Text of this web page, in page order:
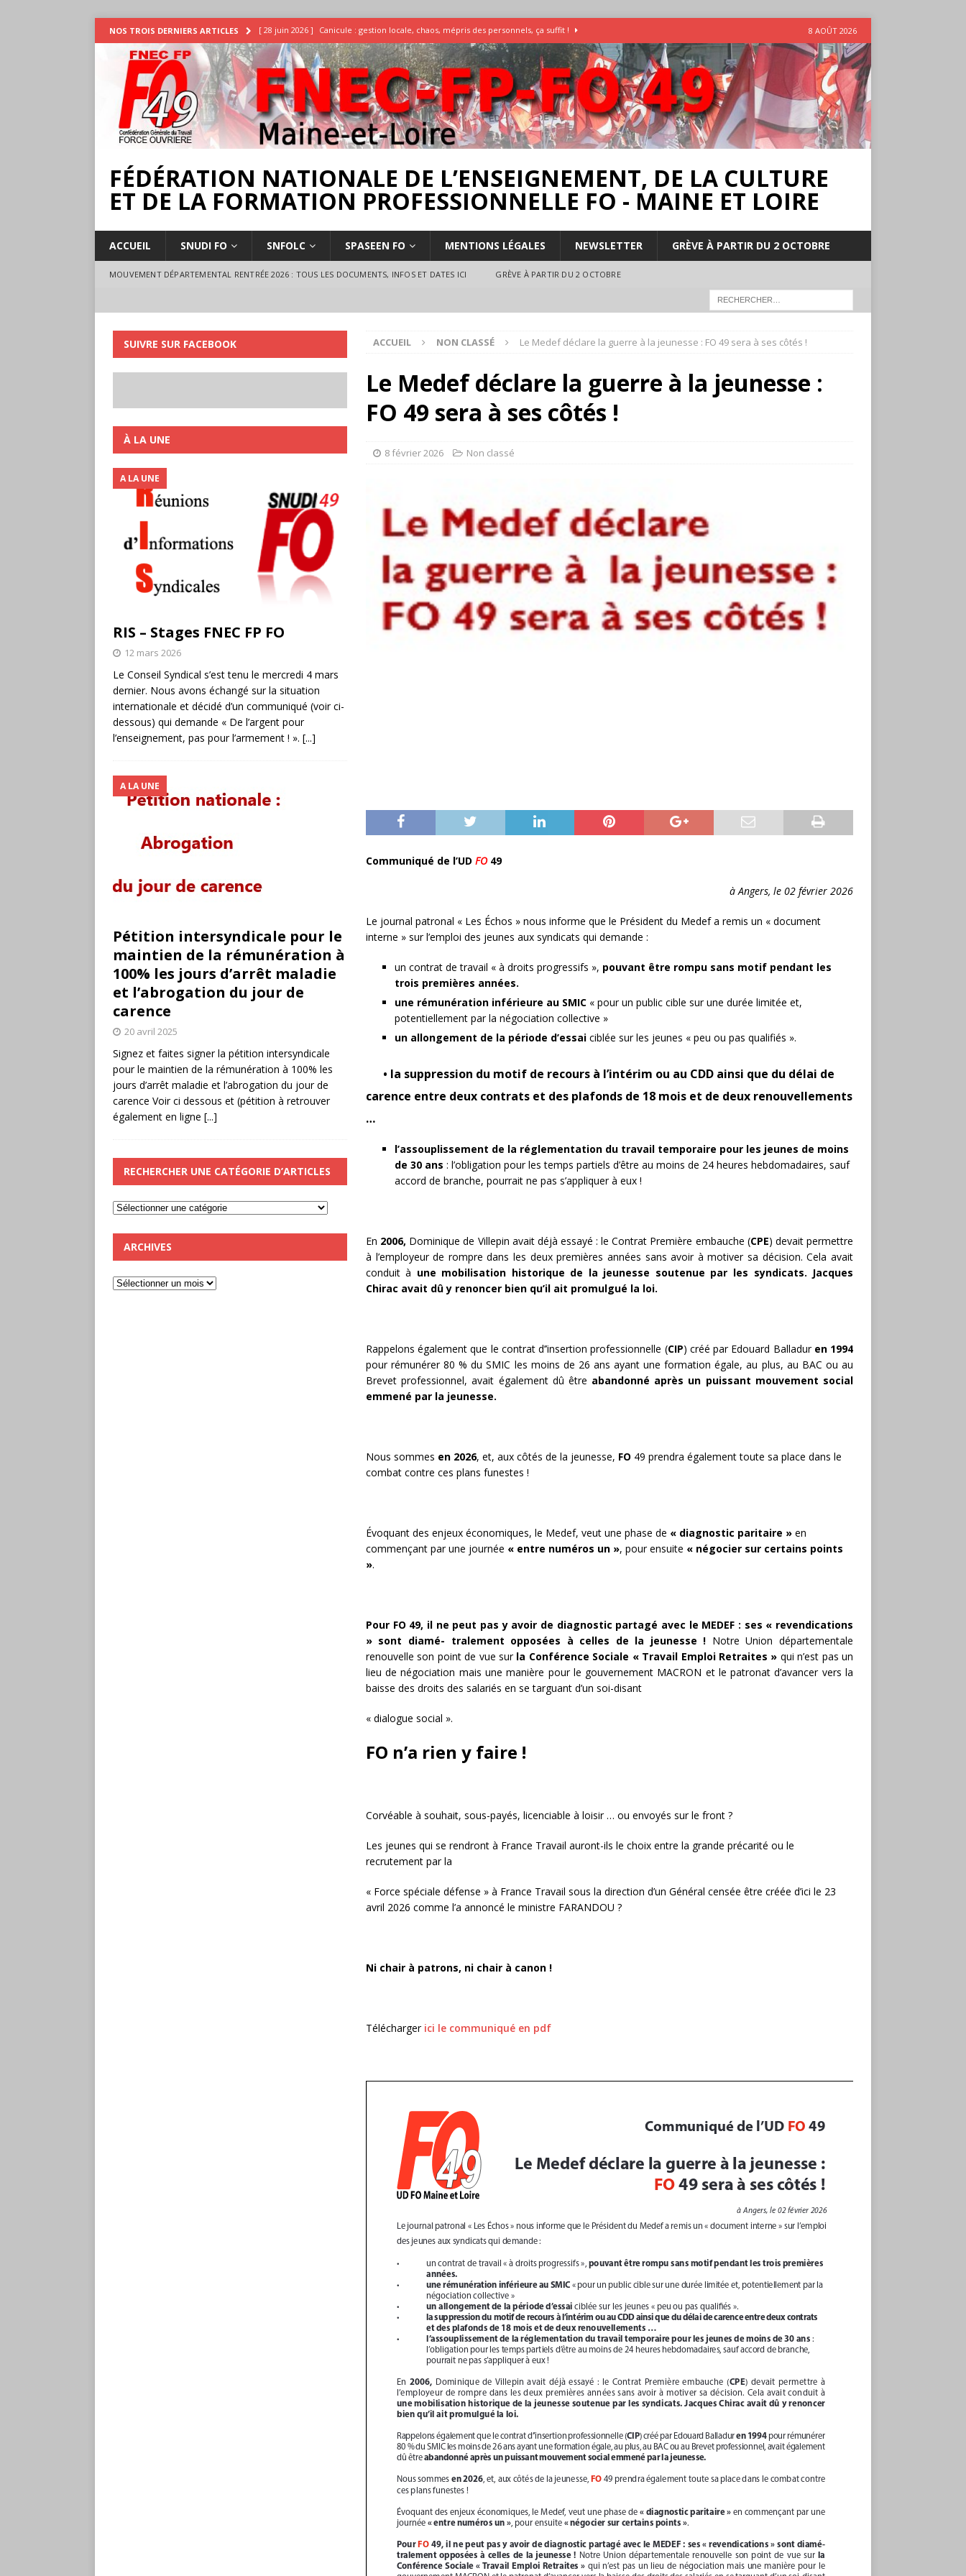
NOS TROIS DERNIERS ARTICLES [ 28 juin 2026 ] Canicule : gestion locale, chaos, mépris des personnels, ça suffit !
INTEMPÉRIES
[ 25 juin 2026 ] Enquête Températures et condition de travail dans les écoles AESH
[ 17 juillet 2026 ] Rassemblement pour la Libération du Dr Abu Safyia – pour la Palestine
18 juillet à Angers INTERPROFESSIONNEL
8 AOÛT 2026
FÉDÉRATION NATIONALE DE L’ENSEIGNEMENT, DE LA CULTURE
ET DE LA FORMATION PROFESSIONNELLE FO - MAINE ET LOIRE
ACCUEIL SNUDI FO SNFOLC SPASEEN FO MENTIONS LÉGALES NEWSLETTER GRÈVE À PARTIR DU 2 OCTOBRE
MOUVEMENT DÉPARTEMENTAL RENTRÉE 2026 : TOUS LES DOCUMENTS, INFOS ET DATES ICI GRÈVE À PARTIR DU 2 OCTOBRE
ACCUEIL NON CLASSÉ Le Medef déclare la guerre à la jeunesse : FO 49 sera à ses côtés !
Le Medef déclare la guerre à la jeunesse :
FO 49 sera à ses côtés !
8 février 2026 Non classé
Communiqué de l’UD FO49
à Angers, le 02 février 2026
Le journal patronal « Les Échos » nous informe que le Président du Medef a remis un « document
interne » sur l’emploi des jeunes aux syndicats qui demande :
un contrat de travail « à droits progressifs », pouvant être rompu sans motif pendant les
trois premières années.
une rémunération inférieure au SMIC« pour un public cible sur une durée limitée et,
potentiellement par la négociation collective »
un allongement de la période d’essai ciblée sur les jeunes « peu ou pas qualifiés ».
• la suppression du motif de recours à l’intérim ou au CDD ainsi que du délai de
carence entre deux contrats et des plafonds de 18 mois et de deux renouvellements
…
l’assouplissement de la réglementation du travail temporaire pour les jeunes de moins
de 30 ans : l’obligation pour les temps partiels d’être au moins de 24 heures hebdomadaires, sauf
accord de branche, pourrait ne pas s’appliquer à eux !
En 2006, Dominique de Villepin avait déjà essayé : le Contrat Première embauche (CPE) devait permettre
à l’employeur de rompre dans les deux premières années sans avoir à motiver sa décision. Cela avait
conduit à une mobilisation historique de la jeunesse soutenue par les syndicats. Jacques
Chirac avait dû y renoncer bien qu’il ait promulgué la loi.
Rappelons également que le contrat d’’insertion professionnelle (CIP) créé par Edouard Balladur en 1994
pour rémunérer 80 % du SMIC les moins de 26 ans ayant une formation égale, au plus, au BAC ou au
Brevet professionnel, avait également dû être abandonné après un puissant mouvement social
emmené par la jeunesse.
Nous sommes en 2026, et, aux côtés de la jeunesse, FO 49 prendra également toute sa place dans le
combat contre ces plans funestes !
Évoquant des enjeux économiques, le Medef, veut une phase de « diagnostic paritaire » en
commençant par une journée « entre numéros un », pour ensuite « négocier sur certains points
».
Pour FO 49, il ne peut pas y avoir de diagnostic partagé avec le MEDEF : ses « revendications
» sont diamé- tralement opposées à celles de la jeunesse ! Notre Union départementale
renouvelle son point de vue sur la Conférence Sociale « Travail Emploi Retraites » qui n’est pas un
lieu de négociation mais une manière pour le gouvernement MACRON et le patronat d’avancer vers la
baisse des droits des salariés en se targuant d’un soi-disant
« dialogue social ».
FO n’a rien y faire !
Corvéable à souhait, sous-payés, licenciable à loisir … ou envoyés sur le front ?
Les jeunes qui se rendront à France Travail auront-ils le choix entre la grande précarité ou le
recrutement par la
« Force spéciale défense » à France Travail sous la direction d’un Général censée être créée d’ici le 23
avril 2026 comme l’a annoncé le ministre FARANDOU ?
Ni chair à patrons, ni chair à canon !
Télécharger ici le communiqué en pdf
SUIVRE SUR FACEBOOK
À LA UNE
RIS – Stages FNEC FP FO
A LA UNE
12 mars 2026
Le Conseil Syndical s’est tenu le mercredi 4 mars
dernier. Nous avons échangé sur la situation
internationale et décidé d’un communiqué (voir ci-
dessous) qui demande « De l’argent pour
l’enseignement, pas pour l’armement ! ». [...]
Pétition intersyndicale pour le
maintien de la rémunération à
100% les jours d’arrêt maladie
et l’abrogation du jour de
carence
A LA UNE
20 avril 2025
Signez et faites signer la pétition intersyndicale
pour le maintien de la rémunération à 100% les
jours d’arrêt maladie et l’abrogation du jour de
carence Voir ci dessous et (pétition à retrouver
également en ligne [...]
RECHERCHER UNE CATÉGORIE D’ARTICLES
ARCHIVES